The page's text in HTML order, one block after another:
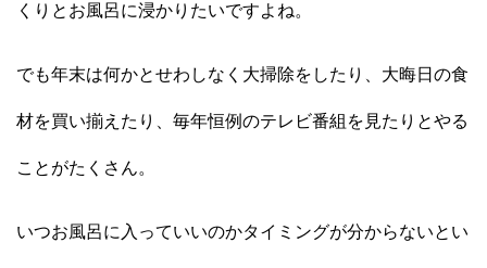
くりとお風呂に浸かりたいですよね。
でも年末は何かとせわしなく大掃除をしたり、大晦日の食
材を買い揃えたり、毎年恒例のテレビ番組を見たりとやる
ことがたくさん。
いつお風呂に入っていいのかタイミングが分からないとい